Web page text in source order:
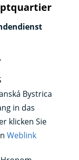
Bystrica
in das
klicken Sie
Weblink